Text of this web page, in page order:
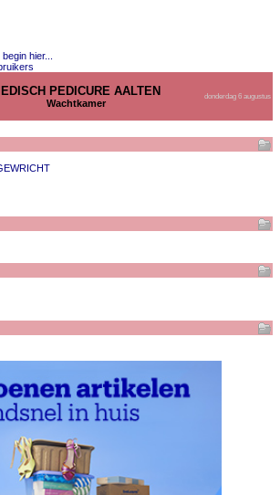
hier...
PEDICURE AALTEN
Wachtkamer
donderdag 6 augustus